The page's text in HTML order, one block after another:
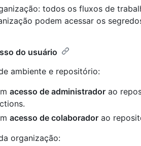
todos os fluxos de
podem acessar os
do usuário
ambiente e repositório:
acesso de administrador ao
acesso de colaborador ao
organização: